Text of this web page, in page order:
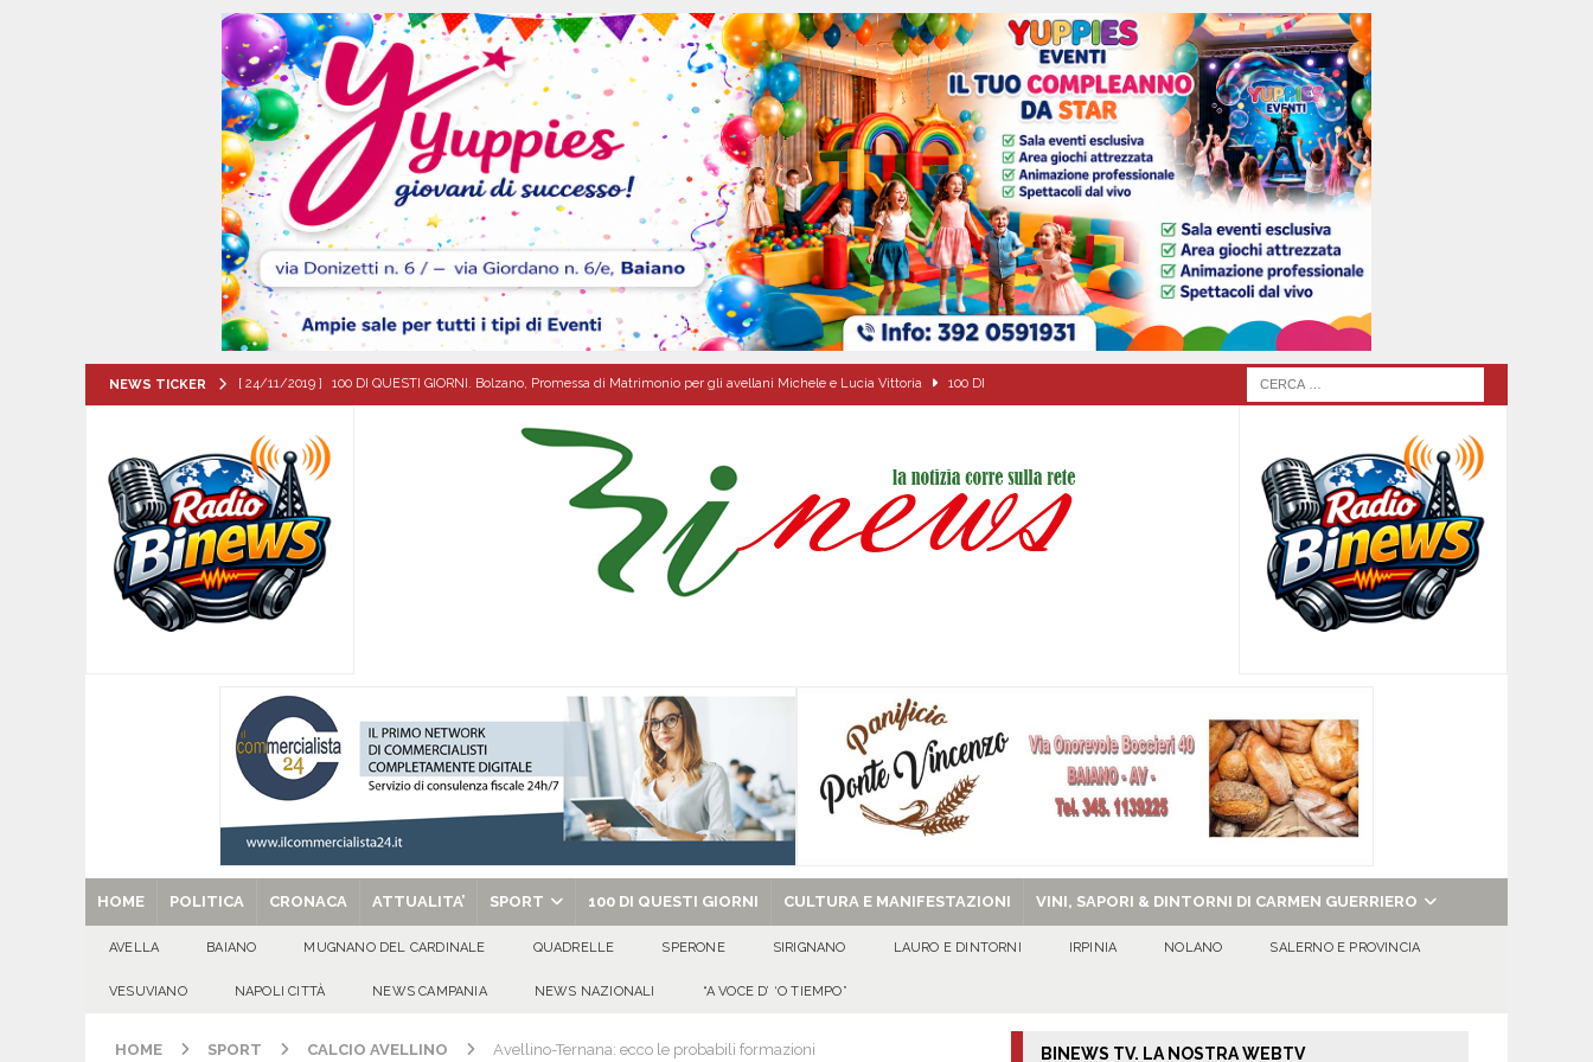
NEWS TICKER [ 24/11/2019 ] 100 DI QUESTI GIORNI. Bolzano, Promessa di Matrimonio per gli avellani Michele e Lucia Vittoria 100 DI
[ 07/08/2026 ] Lioni, si presenta il libro “Tu sei per me lo specchio e il porto” D’Amelio: “Gettiamo un seme d’impegno futuro
per tante e tanti”
[ 07/08/2026 ] Per la dignità del gonfalone di Sant’Andrea — Appello per l’inclusione e la tutela delle tradizioni di Sirignano
CULTURA E MANIFESTAZIONI
[ 07/08/2026 ]
[ 07/08/2026 ] Santa Filomena: una storia di fede che vive da oltre due secoli
[ 29/08/2025 ] SANT’Oggi. Venerdì 29 agosto la chiesa celebra il Martirio di san Giovanni Battista e santa Sabina EVIDENZA
HOME POLITICA CRONACA ATTUALITA’ SPORT 100 DI QUESTI GIORNI CULTURA E MANIFESTAZIONI VINI, SAPORI & DINTORNI DI CARMEN GUERRIERO
AVELLA BAIANO MUGNANO DEL CARDINALE QUADRELLE SPERONE SIRIGNANO LAURO E DINTORNI IRPINIA NOLANO SALERNO E PROVINCIA
VESUVIANO NAPOLI CITTÀ NEWS CAMPANIA NEWS NAZIONALI “A VOCE D’ ‘O TIEMPO”
HOME SPORT CALCIO AVELLINO Avellino-Ternana: ecco le probabili formazioni BINEWS TV. LA NOSTRA WEBTV